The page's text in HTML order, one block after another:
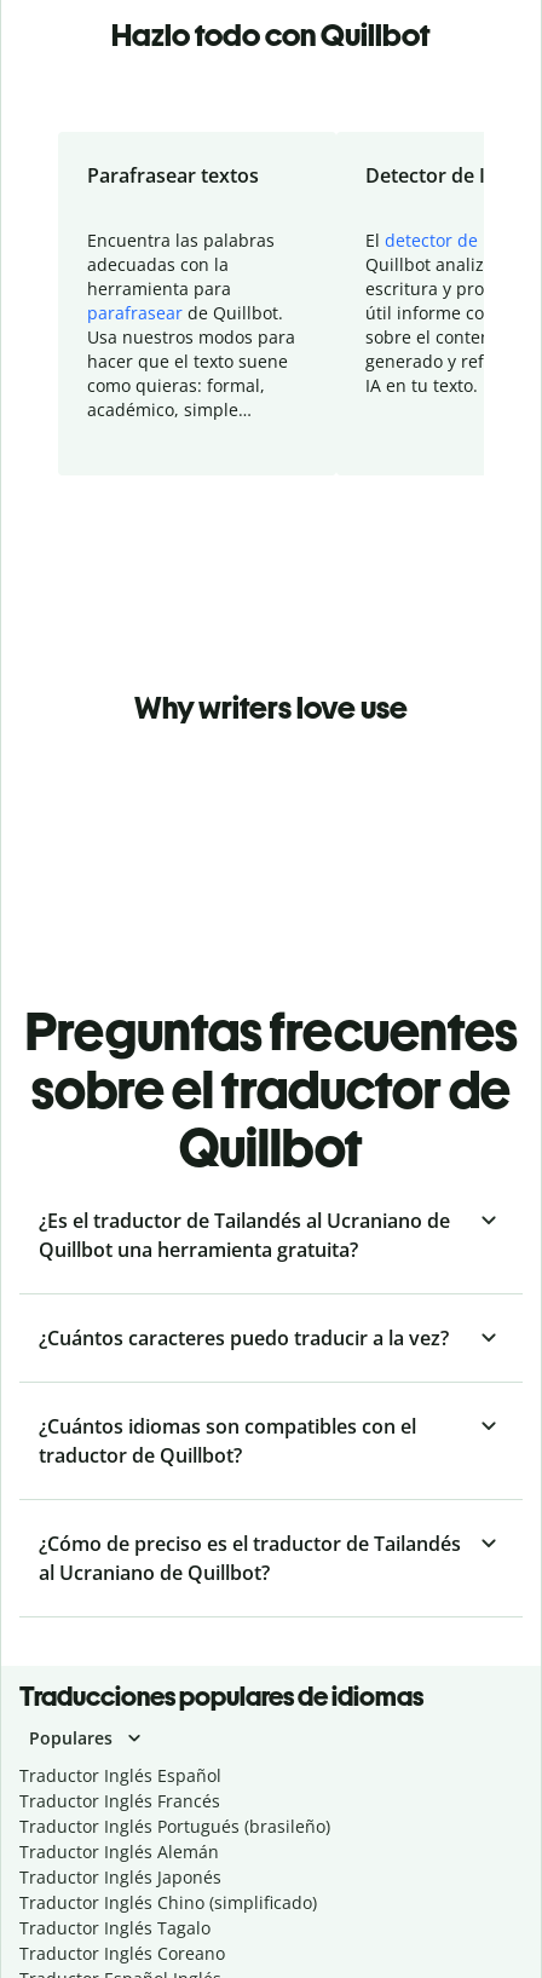
Hazlo todo con Quillbot
Parafrasear textos
Encuentra las palabras
adecuadas con la
herramienta para
parafrasear de Quillbot.
Usa nuestros modos para
hacer que el texto suene
como quieras: formal,
académico, simple…
Detector de IA
El detector de IA
Quillbot analiza tu
escritura y
útil informe con
sobre el contenido
generado y refinado
IA en tu texto.
Why writers love use
Preguntas frecuentes
sobre el traductor de
Quillbot
¿Es el traductor de Tailandés al Ucraniano de
Quillbot una herramienta gratuita?
¿Cuántos caracteres puedo traducir a la vez?
¿Cuántos idiomas son compatibles con el
traductor de Quillbot?
¿Cómo de preciso es el traductor de Tailandés
al Ucraniano de Quillbot?
Traducciones populares de idiomas
Populares
Traductor Inglés Español
Traductor Inglés Francés
Traductor Inglés Portugués (brasileño)
Traductor Inglés Alemán
Traductor Inglés Japonés
Traductor Inglés Chino (simplificado)
Traductor Inglés Tagalo
Traductor Inglés Coreano